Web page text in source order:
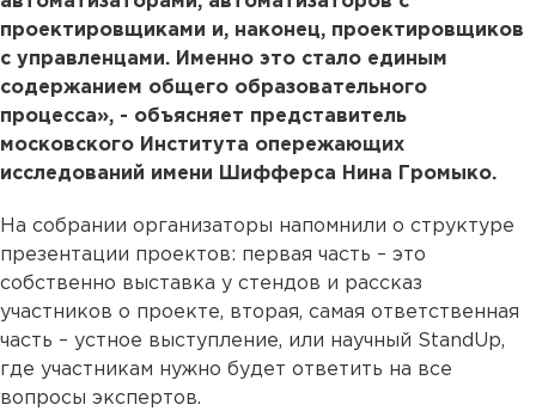
проектировщиками и, наконец, проектировщиков
с управленцами. Именно это стало единым
содержанием общего образовательного
процесса», - объясняет представитель
московского Института опережающих
исследований имени Шифферса Нина Громыко.
На собрании организаторы напомнили о структуре
презентации проектов: первая часть – это
собственно выставка у стендов и рассказ
участников о проекте, вторая, самая ответственная
часть – устное выступление, или научный StandUp,
где участникам нужно будет ответить на все
вопросы экспертов.